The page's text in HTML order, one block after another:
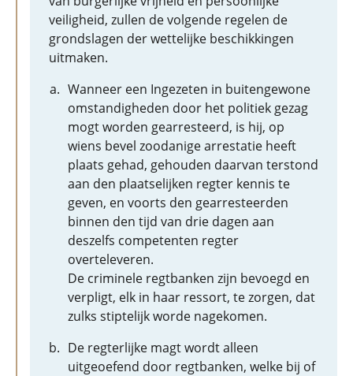
veiligheid, zullen de volgende regelen de
grondslagen der wettelijke beschikkingen
uitmaken.
Wanneer een Ingezeten in buitengewone
omstandigheden door het politiek gezag
mogt worden gearresteerd, is hij, op
wiens bevel zoodanige arrestatie heeft
plaats gehad, gehouden daarvan terstond
aan den plaatselijken regter kennis te
geven, en voorts den gearresteerden
binnen den tijd van drie dagen aan
deszelfs competenten regter
overteleveren.
De criminele regtbanken zijn bevoegd en
verpligt, elk in haar ressort, te zorgen, dat
zulks stiptelijk worde nagekomen.
De regterlijke magt wordt alleen
uitgeoefend door regtbanken, welke bij of